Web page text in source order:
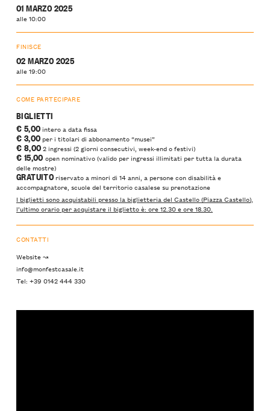
01 MARZO 2025
alle 10:00
FINISCE
02 MARZO 2025
alle 19:00
COME PARTECIPARE
BIGLIETTI
€ 5,00intero a data fissa
€ 3,00per i titolari di abbonamento “musei”
€ 8,002 ingressi (2 giorni consecutivi, week-end o festivi)
€ 15,00 open nominativo (valido per ingressi illimitati per tutta la durata
delle mostre)
GRATUITOriservato a minori di 14 anni, a persone con disabilità e
accompagnatore, scuole del territorio casalese su prenotazione
I biglietti sono acquistabili presso la biglietteria del Castello (Piazza Castello),
l’ultimo orario per acquistare il biglietto è: ore 12.30 e ore 18.30.
CONTATTI
Website ↝
info@monfestcasale.it
Tel: +39 0142 444 330